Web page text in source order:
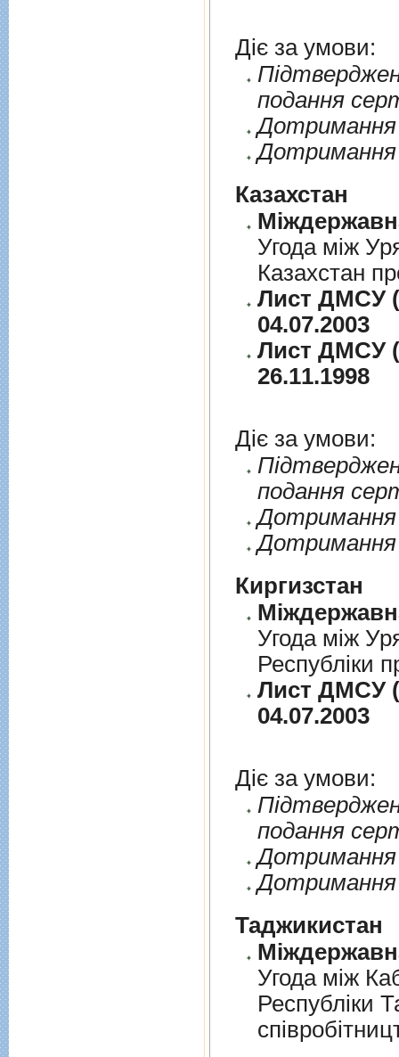
Діє за умови:
подання
Дотримання
Дотримання
Казахстан
Угода між
Казахстан
Лист ДМСУ
04.07.2003
Лист ДМСУ
26.11.1998
Діє за умови:
подання
Дотримання
Дотримання
Киргизстан
Угода між
Республіки
Лист ДМСУ
04.07.2003
Діє за умови:
подання
Дотримання
Дотримання
Таджикистан
Угода мiж
Республiки